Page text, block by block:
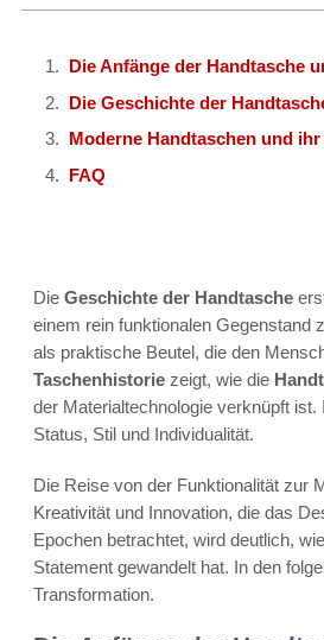
Die Anfänge der Handtasche
Die Geschichte der
Moderne Handtaschen und
FAQ
Die Geschichte der Handtasche
einem rein funktionalen Gegenstand
als praktische Beutel, die den
Taschenhistorie zeigt, wie die
der Materialtechnologie verknüpft
Status, Stil und Individualität.
Die Reise von der Funktionalität zur
Kreativität und Innovation, die das
Epochen betrachtet, wird deutlich,
Statement gewandelt hat. In den
Transformation.